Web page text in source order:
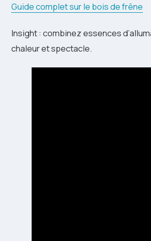
Guide complet sur le bois de frêne
Insight : combinez essences
chaleur et spectacle.